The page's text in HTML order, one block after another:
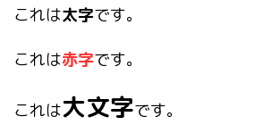
これは太字です。
これは赤字です。
これは大文字です。